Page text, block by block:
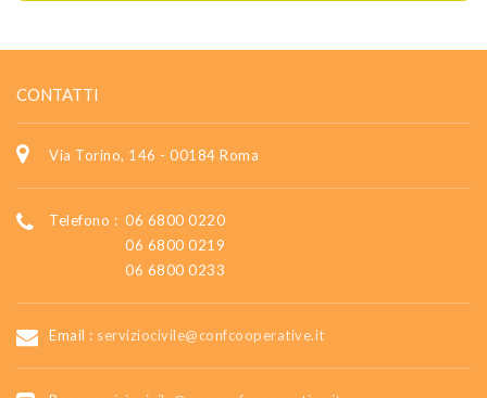
CONTATTI
Via Torino, 146 - 00184 Roma
Telefono : 06 6800 0220
06 6800 0219
06 6800 0233
Email : serviziocivile@confcooperative.it